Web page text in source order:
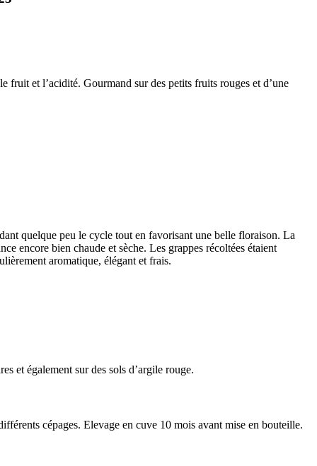
fruit et l’acidité. Gourmand sur des petits fruits rouges et d’une
quelque peu le cycle tout en favorisant une belle floraison. La
encore bien chaude et sèche. Les grappes récoltées étaient
aromatique, élégant et frais.
et également sur des sols d’argile rouge.
cépages. Elevage en cuve 10 mois avant mise en bouteille.